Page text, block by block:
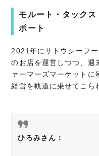
モルート・タック
ポート
2021年にサトウシーフ
のお店を運営しつつ、週
ァーマーズマーケットに
経営を軌道に乗せてこら
ひろみさん：